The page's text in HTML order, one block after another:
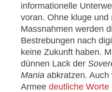
informationelle
voran. Ohne kluge und
Massnahmen werden
Bestrebungen nach
keine Zukunft haben.
dünnen Lack der
Mania abkratzen.
Armee deutliche Worte